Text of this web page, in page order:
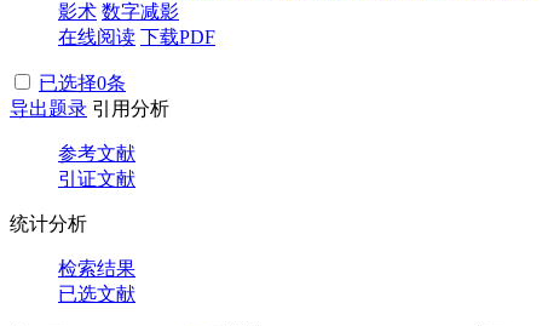
影术 数字减影
在线阅读 下载PDF
已选择0条
导出题录 引用分析
参考文献
引证文献
统计分析
检索结果
已选文献